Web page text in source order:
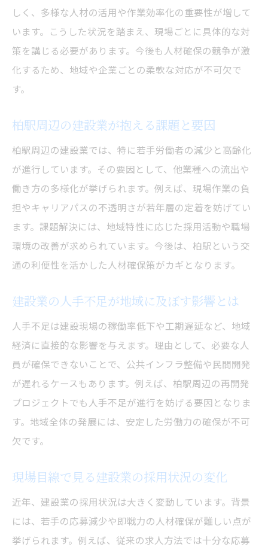
建設業界の働く環境が若手に与える影響を
考える
若者が建設業を選ばない背景と対策のヒン
ト
建設業で若手定着を図るための課題を整理
労働力不足が及ぼす建設現場への影響とは
建設業の人手不足が現場運営に与える影響
建設業現場の安全性と効率の低下を防ぐ取
り組み
人材難が建設業の進行管理へ及ぼす問題点
建設業界で起きている作業遅延の実態を解
建設業の現場力維持に向けた工夫と課題
今後の建設業の現場運営を支える工夫を紹
介
2025年問題を見据えた人材対策の重要性
建設業が直面する2025年問題の本質を理解
2025年に向けた建設業の人材確保戦略を探
る
指針
人材対策で建設業の将来性を高める方法
建設業界全体で考える2025年問題の解決策
しく、多様な人材の活用や作業効率化の重要性が増して
います。こうした状況を踏まえ、現場ごとに具体的な対
策を講じる必要があります。今後も人材確保の競争が激
化するため、地域や企業ごとの柔軟な対応が不可欠で
す。
柏駅周辺の建設業が抱える課題と要因
柏駅周辺の建設業では、特に若手労働者の減少と高齢化
が進行しています。その要因として、他業種への流出や
働き方の多様化が挙げられます。例えば、現場作業の負
担やキャリアパスの不透明さが若年層の定着を妨げてい
ます。課題解決には、地域特性に応じた採用活動や職場
環境の改善が求められています。今後は、柏駅という交
通の利便性を活かした人材確保策がカギとなります。
建設業の人手不足が地域に及ぼす影響とは
人手不足は建設現場の稼働率低下や工期遅延など、地域
経済に直接的な影響を与えます。理由として、必要な人
員が確保できないことで、公共インフラ整備や民間開発
が遅れるケースもあります。例えば、柏駅周辺の再開発
プロジェクトでも人手不足が進行を妨げる要因となりま
す。地域全体の発展には、安定した労働力の確保が不可
欠です。
現場目線で見る建設業の採用状況の変化
近年、建設業の採用状況は大きく変動しています。背景
には、若手の応募減少や即戦力の人材確保が難しい点が
挙げられます。例えば、従来の求人方法では十分な応募